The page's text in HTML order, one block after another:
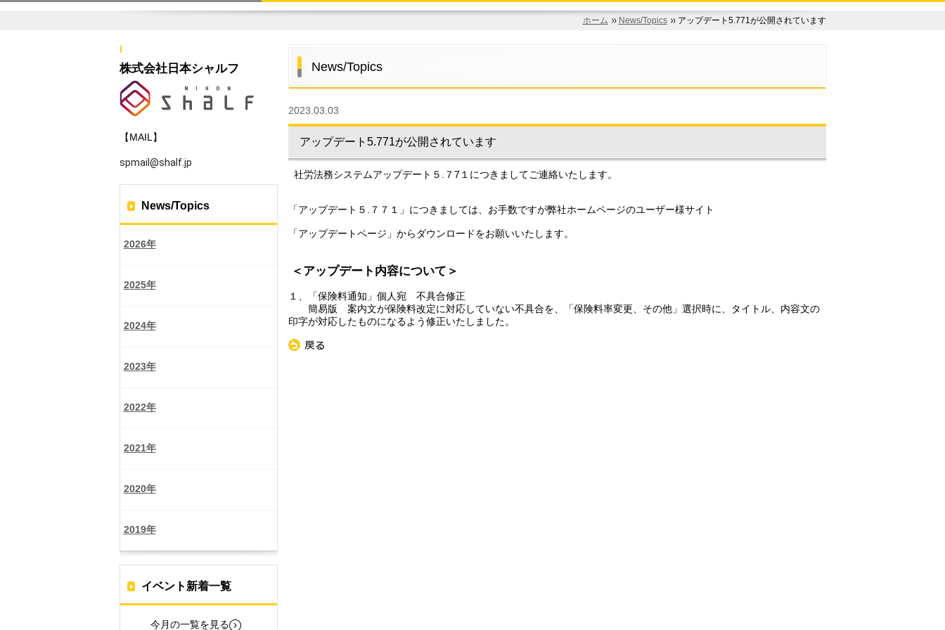
ホーム News/Topics アップデート5.771が公開されています
News/Topics
2023.03.03
アップデート5.771が公開されています
社労法務システムアップデート５.７7１につきましてご連絡いたします。
「アップデート５.７７１」につきましては、お手数ですが弊社ホームページのユーザー様サイト
「アップデートページ」からダウンロードをお願いいたします。
＜アップデート内容について＞
１、「保険料通知」個人宛 不具合修正
簡易版 案内文が保険料改定に対応していない不具合を、「保険料率変更、その他」選択時に、タイトル、内容文の
印字が対応したものになるよう修正いたしました。
株式会社日本シャルフ
【MAIL】
spmail@shalf.jp
News/Topics
2026年
2025年
2024年
2023年
2022年
2021年
2020年
2019年
イベント新着一覧
今月の一覧を見る